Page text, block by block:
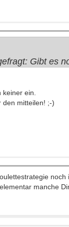
Gibt es
keiner ein.
den mitteilen! ;-)
manche